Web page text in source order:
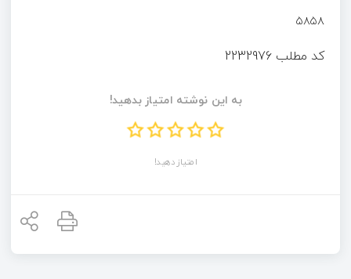
۵۸۵۸
کد مطلب 2232976
به این نوشته امتیاز بدهید!
امتیاز دهید!